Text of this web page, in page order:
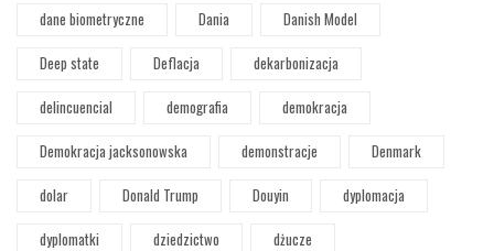
dane biometryczne
Dania
Danish Model
Deep state
Deflacja
dekarbonizacja
delincuencial
demografia
demokracja
Demokracja jacksonowska
demonstracje
Denmark
dolar
Donald Trump Douyin
dyplomacja
dyplomatki
dziedzictwo
dżucze